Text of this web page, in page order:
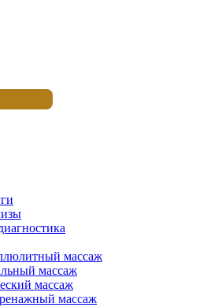
массаж
массаж
массаж
массаж